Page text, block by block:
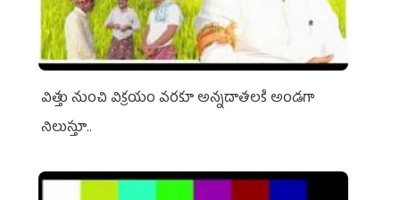
విత్తు నుంచి విక్రయం వరకూ అన్నదాతలకి అండగా
నిలుస్తూ..